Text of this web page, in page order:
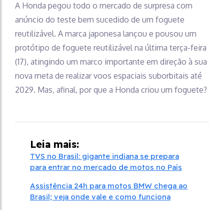
A Honda pegou todo o mercado de surpresa com
anúncio do teste bem sucedido de um foguete
reutilizável. A marca japonesa lançou e pousou um
protótipo de foguete reutilizável na última terça-feira
(17), atingindo um marco importante em direção à sua
nova meta de realizar voos espaciais suborbitais até
2029. Mas, afinal, por que a Honda criou um foguete?
Leia mais:
TVS no Brasil: gigante indiana se prepara
para entrar no mercado de motos no País
Assistência 24h para motos BMW chega ao
Brasil; veja onde vale e como funciona